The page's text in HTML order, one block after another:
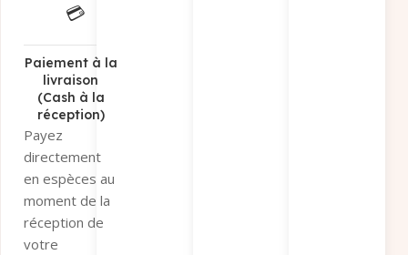
virement
bancaire
Sélectionnez «
Paiement par
virement » et
recevez nos
bancaires par
WhatsApp.
💳
Paiement à la
livraison
(Cash à la
réception)
Payez
directement
en espèces au
moment de la
réception de
votre